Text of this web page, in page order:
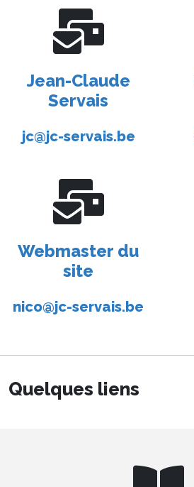
Jean-Claude
Servais
jc@jc-servais.be
Webmaster du
site
nico@jc-servais.be
Quelques liens